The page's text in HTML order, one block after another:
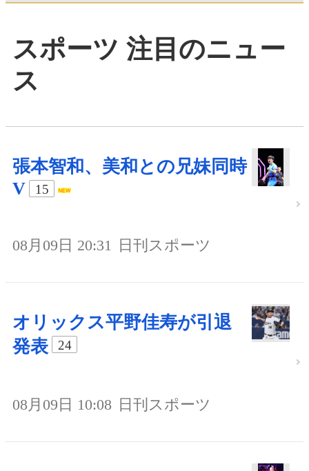
スポーツ 注目のニュー
ス
張本智和、美和との兄妹同時
V
15
08月09日 20:31 日刊スポーツ
オリックス平野佳寿が引退
発表
24
08月09日 10:08 日刊スポーツ